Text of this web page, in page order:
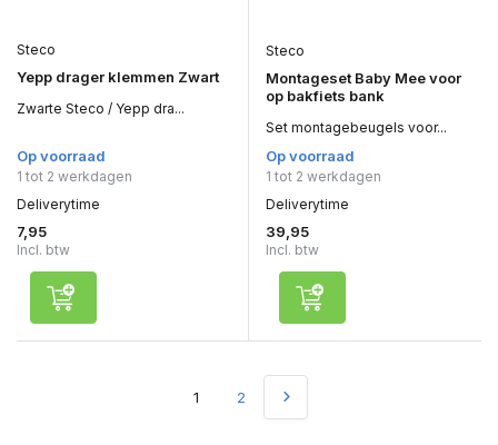
Steco
Yepp drager klemmen Zwart
Zwarte Steco / Yepp dra...
Op voorraad
1 tot 2 werkdagen
Deliverytime
7,95
Incl. btw
Steco
Montageset Baby Mee voor
op bakfiets bank
Set montagebeugels voor...
Op voorraad
1 tot 2 werkdagen
Deliverytime
39,95
Incl. btw
1 2